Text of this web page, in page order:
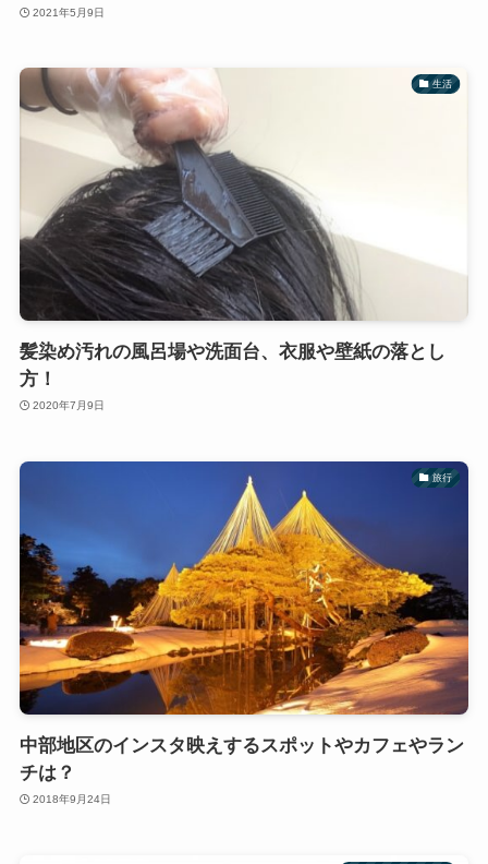
2021年5月9日
生活
髪染め汚れの風呂場や洗面台、衣服や壁紙の落とし
方！
2020年7月9日
旅行
中部地区のインスタ映えするスポットやカフェやラン
チは？
2018年9月24日